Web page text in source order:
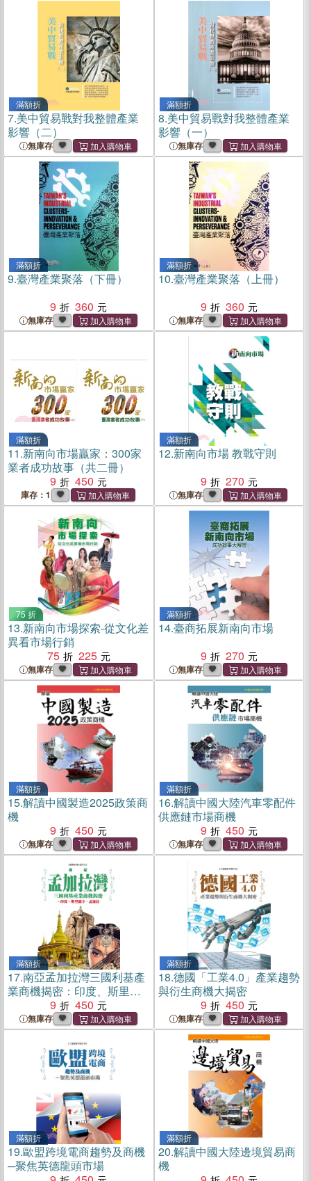
滿額折
7.美中貿易戰對我整體產業
影響（二）
無庫存
滿額折
8.美中貿易戰對我整體產業
影響（一）
無庫存
滿額折
9.臺灣產業聚落（下冊）
9
360
無庫存
滿額折
10.臺灣產業聚落（上冊）
9
360
無庫存
滿額折
11.新南向市場贏家：300家
業者成功故事（共二冊）
9
450
庫存：1
滿額折
12.新南向市場 教戰守則
9
270
無庫存
75 折
13.新南向市場探索-從文化差
異看市場行銷
75
225
無庫存
滿額折
14.臺商拓展新南向市場
9
270
無庫存
滿額折
15.解讀中國製造2025政策商
機
9
450
無庫存
滿額折
16.解讀中國大陸汽車零配件
供應鏈市場商機
9
450
無庫存
滿額折
17.南亞孟加拉灣三國利基產
業商機揭密：印度、斯里蘭
卡、孟加拉
9 450
無庫存
滿額折
18.德國「工業4.0」產業趨勢
與衍生商機大揭密
9
450
無庫存
滿額折
19.歐盟跨境電商趨勢及商機
─聚焦英德龍頭市場
滿額折
20.解讀中國大陸邊境貿易商
機